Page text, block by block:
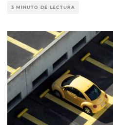
3 MINUTO DE LECTURA